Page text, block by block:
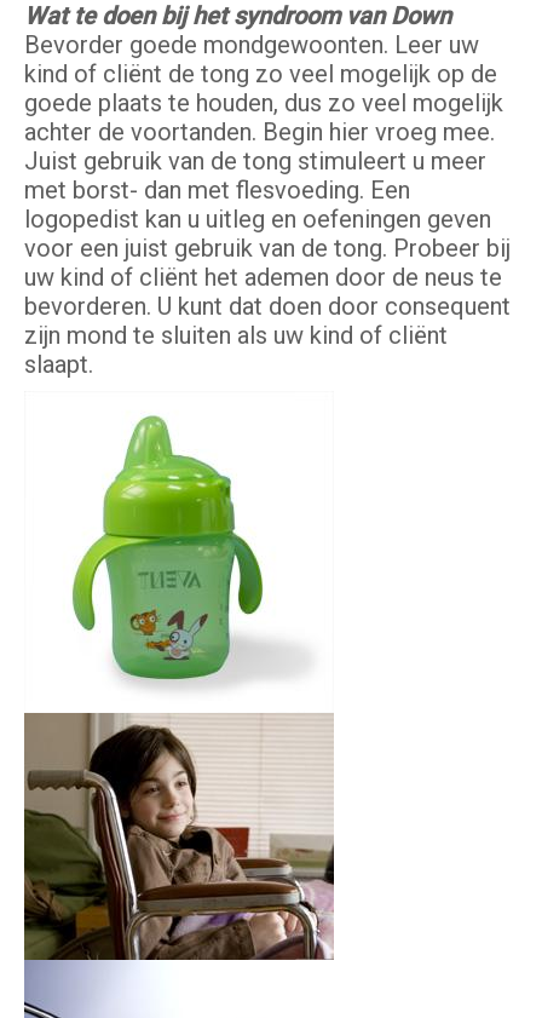
Wat te doen bij het syndroom van Down
Bevorder goede mondgewoonten. Leer uw
kind of cliënt de tong zo veel mogelijk op de
goede plaats te houden, dus zo veel mogelijk
achter de voortanden. Begin hier vroeg mee.
Juist gebruik van de tong stimuleert u meer
met borst- dan met flesvoeding. Een
logopedist kan u uitleg en oefeningen geven
voor een juist gebruik van de tong. Probeer bij
uw kind of cliënt het ademen door de neus te
bevorderen. U kunt dat doen door consequent
zijn mond te sluiten als uw kind of cliënt
slaapt.